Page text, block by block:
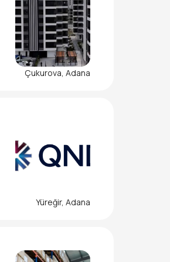
Çukurova, Adana
Yüreğir, Adana